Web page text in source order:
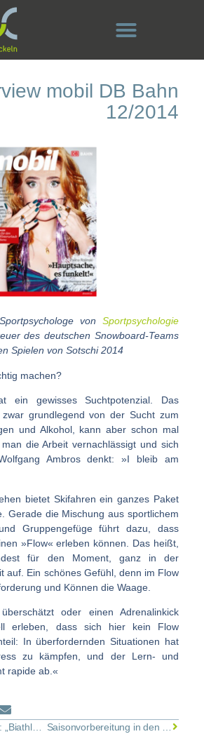
mobil DB Bahn
12/2014
vonSportpsychologie
des deutschen Snowboard-Teams
Spielen von Sotschi 2014
machen?
ein gewisses Suchtpoten­zial. Das
grundlegend von der Sucht zum
und Alkohol, kann aber schon mal
die Arbeit vernachlässigt und sich
Ambros denkt: »I bleib am
bietet Skifahren ein ganzes Paket
Gerade die Mischung aus sportlichem
Gruppengefüge führt dazu, dass
»Flow« erleben können. Das heißt,
für den Moment, ganz in der
auf. Ein schönes Gefühl, denn im Flow
und Können die Waage.
oder einen Adrenalinkick
erleben, dass sich hier kein Flow
In überfordernden Situationen hat
zu kämpfen, und der Lern- und
rapide ab.«
Betreuungsprojekt: „Biathlon-Nationalmannschaft“